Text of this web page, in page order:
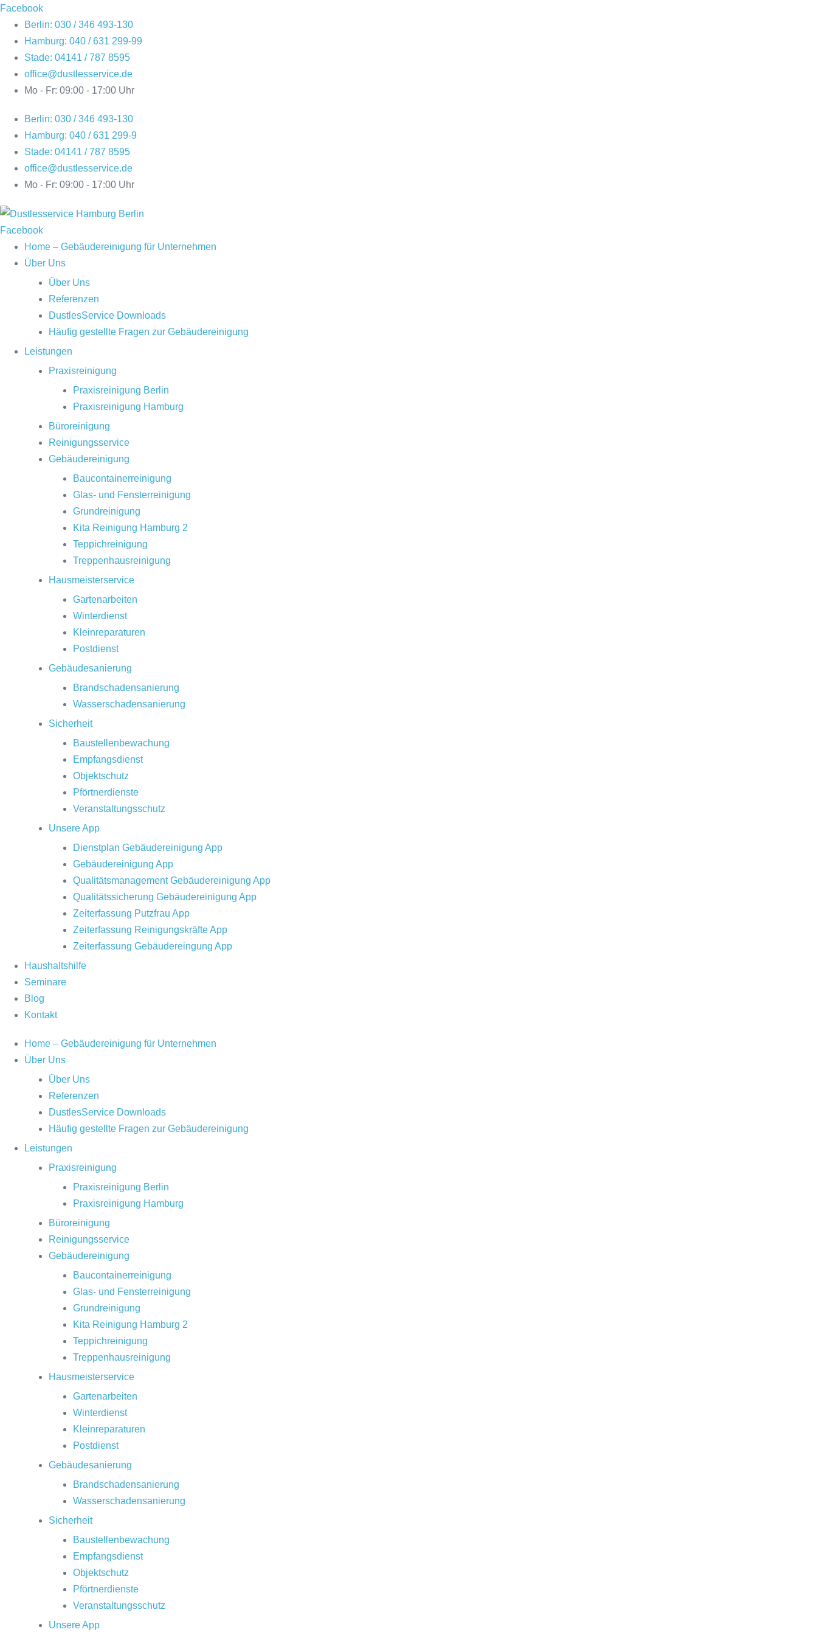
Zum
Inhalt
springen
Facebook
Berlin: 030 / 346 493-130
Hamburg: 040 / 631 299-99
Stade: 04141 / 787 8595
office@dustlesservice.de
Mo - Fr: 09:00 - 17:00 Uhr
Berlin: 030 / 346 493-130
Hamburg: 040 / 631 299-9
Stade: 04141 / 787 8595
office@dustlesservice.de
Mo - Fr: 09:00 - 17:00 Uhr
Facebook
Home – Gebäudereinigung für Unternehmen
Über Uns
Über Uns
Referenzen
DustlesService Downloads
Häufig gestellte Fragen zur Gebäudereinigung
Leistungen
Praxisreinigung
Praxisreinigung Berlin
Praxisreinigung Hamburg
Büroreinigung
Reinigungsservice
Gebäudereinigung
Baucontainerreinigung
Glas- und Fensterreinigung
Grundreinigung
Kita Reinigung Hamburg 2
Teppichreinigung
Treppenhausreinigung
Hausmeisterservice
Gartenarbeiten
Winterdienst
Kleinreparaturen
Postdienst
Gebäudesanierung
Brandschadensanierung
Wasserschadensanierung
Sicherheit
Baustellenbewachung
Empfangsdienst
Objektschutz
Pförtnerdienste
Veranstaltungsschutz
Unsere App
Dienstplan Gebäudereinigung App
Gebäudereinigung App
Qualitätsmanagement Gebäudereinigung App
Qualitätssicherung Gebäudereinigung App
Zeiterfassung Putzfrau App
Zeiterfassung Reinigungskräfte App
Zeiterfassung Gebäudereingung App
Haushaltshilfe
Seminare
Blog
Kontakt
Home – Gebäudereinigung für Unternehmen
Über Uns
Über Uns
Referenzen
DustlesService Downloads
Häufig gestellte Fragen zur Gebäudereinigung
Leistungen
Praxisreinigung
Praxisreinigung Berlin
Praxisreinigung Hamburg
Büroreinigung
Reinigungsservice
Gebäudereinigung
Baucontainerreinigung
Glas- und Fensterreinigung
Grundreinigung
Kita Reinigung Hamburg 2
Teppichreinigung
Treppenhausreinigung
Hausmeisterservice
Gartenarbeiten
Winterdienst
Kleinreparaturen
Postdienst
Gebäudesanierung
Brandschadensanierung
Wasserschadensanierung
Sicherheit
Baustellenbewachung
Empfangsdienst
Objektschutz
Pförtnerdienste
Veranstaltungsschutz
Unsere App